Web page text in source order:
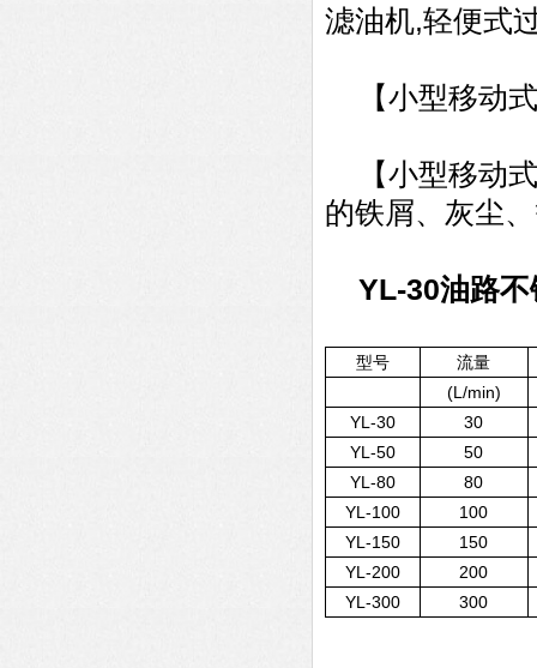
滤油机,轻便式
【小型移动式
【小型移动式
的铁屑、灰尘
YL-30油路
型号
流量
(L/min)
YL-30
30
YL-50
50
YL-80
80
YL-100
100
YL-150
150
YL-200
200
YL-300
300